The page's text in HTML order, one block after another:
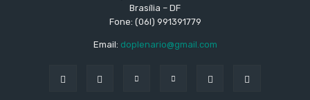
Brasília – DF
Fone: (06l) 991391779
Email: doplenario@gmail.com